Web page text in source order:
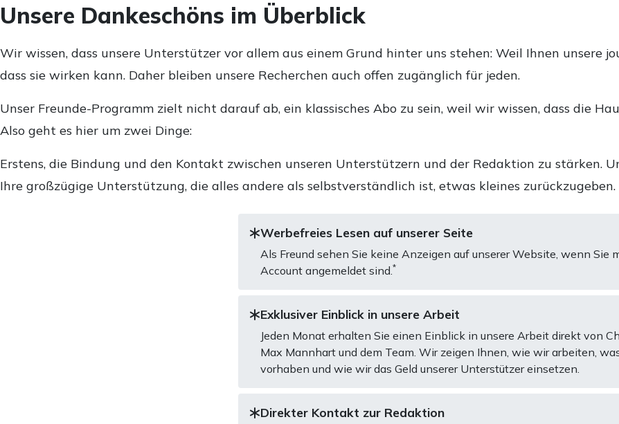
Unsere Dankeschöns im Überblick
Wir wissen, dass unsere Unterstützer vor allem aus einem Grund hinter uns stehen: Weil Ihnen unsere
dass sie wirken kann. Daher bleiben unsere Recherchen auch offen zugänglich für jeden.
Unser Freunde-Programm zielt nicht darauf ab, ein klassisches Abo zu sein, weil wir wissen, dass die
Also geht es hier um zwei Dinge:
Erstens, die Bindung und den Kontakt zwischen unseren Unterstützern und der Redaktion zu stärken.
Ihre großzügige Unterstützung, die alles andere als selbstverständlich ist, etwas kleines zurückzugeben.
Werbefreies Lesen auf unserer Seite
Als Freund sehen Sie keine Anzeigen auf unserer Website, wenn Sie
Account angemeldet sind. *
Exklusiver Einblick in unsere Arbeit
Jeden Monat erhalten Sie einen Einblick in unsere Arbeit direkt von
Max Mannhart und dem Team. Wir zeigen Ihnen, wie wir arbeiten,
vorhaben und wie wir das Geld unserer Unterstützer einsetzen.
Direkter Kontakt zur Redaktion